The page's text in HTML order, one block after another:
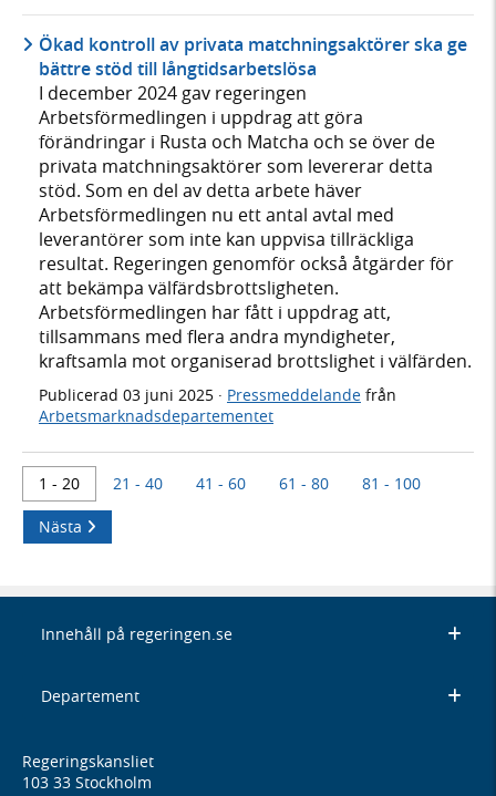
Ökad kontroll av privata matchningsaktörer ska ge
bättre stöd till långtidsarbetslösa
I december 2024 gav regeringen
Arbetsförmedlingen i uppdrag att göra
förändringar i Rusta och Matcha och se över de
privata matchningsaktörer som levererar detta
stöd. Som en del av detta arbete häver
Arbetsförmedlingen nu ett antal avtal med
leverantörer som inte kan uppvisa tillräckliga
resultat. Regeringen genomför också åtgärder för
att bekämpa välfärdsbrottsligheten.
Arbetsförmedlingen har fått i uppdrag att,
tillsammans med flera andra myndigheter,
kraftsamla mot organiserad brottslighet i välfärden.
Publicerad 03 juni 2025 · Pressmeddelande från
Arbetsmarknadsdepartementet
1 - 20 21 - 40 41 - 60 61 - 80 81 - 100
Nästa
Innehåll på regeringen.se
Departement
Regeringskansliet
103 33 Stockholm